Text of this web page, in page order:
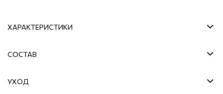
ХАРАКТЕРИСТИКИ
СОСТАВ
УХОД